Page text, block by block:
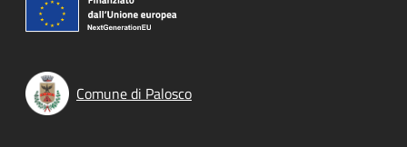
Comune di Palosco